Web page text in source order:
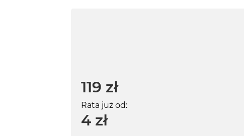
119 zł
Rata już od:
4 zł